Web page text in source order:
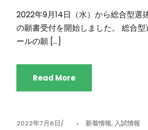
2022年9月14日（水）から総合型選
の願書受付を開始しました。 総合
ールの願 […]
Read More
2022年7月6日 • 新着情報,入試情報